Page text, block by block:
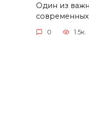
Один из
0 1.5к.